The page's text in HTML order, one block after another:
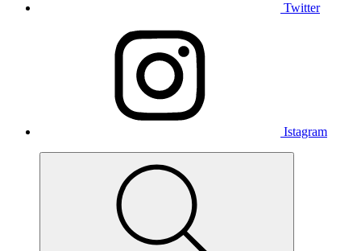
Twitter
Istagram